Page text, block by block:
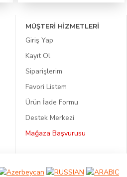
MÜŞTERİ HİZMETLERİ
Giriş Yap
Kayıt Ol
Siparişlerim
Favori Listem
Ürün İade Formu
Destek Merkezi
Mağaza Başvurusu